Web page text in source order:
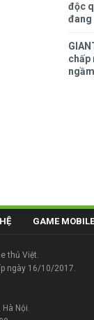
độc
đang
chấp
GAME MOBILE
thủ Việt.
ngày 16/10/2017.
Nội.